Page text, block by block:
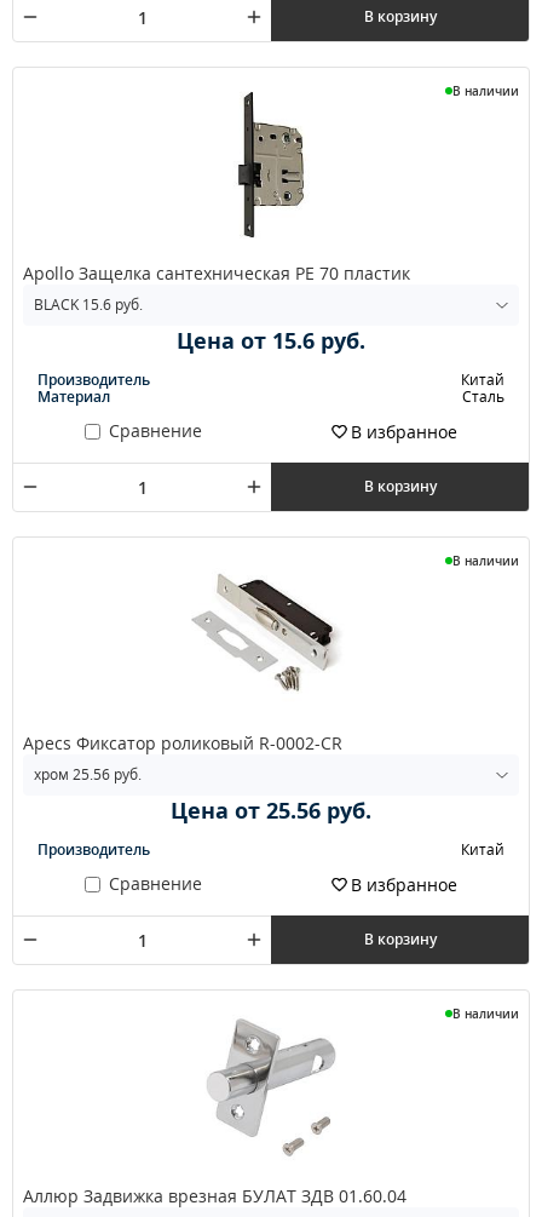
В корзину
В наличии
Apollo Защелка сантехническая PE 70 пластик
Цена от 15.6 руб.
Производитель
Китай
Материал
Сталь
Сравнение В избранное
В корзину
В наличии
Apecs Фиксатор роликовый R-0002-CR
Цена от 25.56 руб.
Производитель Китай
Сравнение В избранное
В корзину
В наличии
Аллюр Задвижка врезная БУЛАТ ЗДВ 01.60.04